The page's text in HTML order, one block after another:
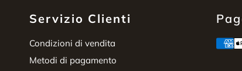
Servizio Clienti
Condizioni di vendita
Metodi di pagamento